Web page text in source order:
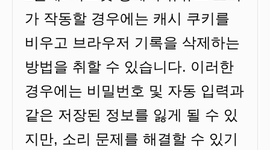
가 작동할 경우에는 캐시 쿠키를
비우고 브라우저 기록을 삭제하는
방법을 취할 수 있습니다. 이러한
경우에는 비밀번호 및 자동 입력과
같은 저장된 정보를 잃게 될 수 있
지만, 소리 문제를 해결할 수 있기